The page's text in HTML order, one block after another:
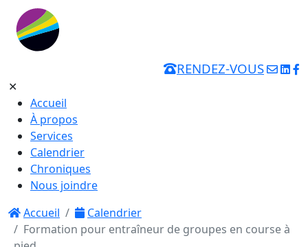
RENDEZ-VOUS
✕
Accueil
À propos
Services
Calendrier
Chroniques
Nous joindre
Accueil
Calendrier
Formation pour entraîneur de groupes en course à